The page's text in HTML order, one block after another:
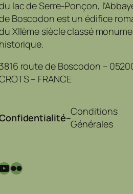
lac de Serre-Ponçon,
Boscodon est un édifice
XIIème siècle classé
historique.
3816 route de Boscodon –
– FRANCE
–
Conditions
Générales
Flickr